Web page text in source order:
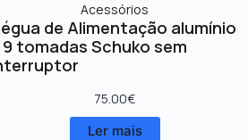
Acessórios
de Alimentação alumínio
9 tomadas Schuko sem
75.00€
Ler mais